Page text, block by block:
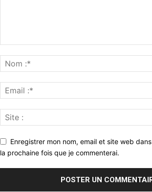
Enregistrer mon nom, email et site web
la prochaine fois que je commenterai.